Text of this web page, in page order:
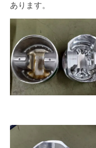
あります。